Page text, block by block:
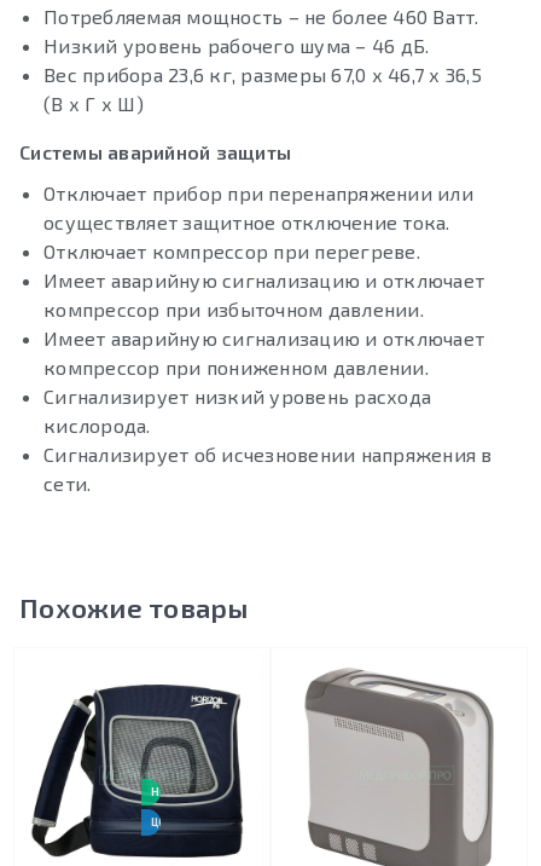
Потребляемая мощность – не более 460 Ватт.
Низкий уровень рабочего шума – 46 дБ.
Вес прибора 23,6 кг, размеры 67,0 х 46,7 х 36,5
(В х Г х Ш)
Системы аварийной защиты
Отключает прибор при перенапряжении или
осуществляет защитное отключение тока.
Отключает компрессор при перегреве.
Имеет аварийную сигнализацию и отключает
компрессор при избыточном давлении.
Имеет аварийную сигнализацию и отключает
компрессор при пониженном давлении.
Сигнализирует низкий уровень расхода
кислорода.
Сигнализирует об исчезновении напряжения в
сети.
Похожие товары
НОВИНКА
ЦЕНА-КАЧЕСТВО